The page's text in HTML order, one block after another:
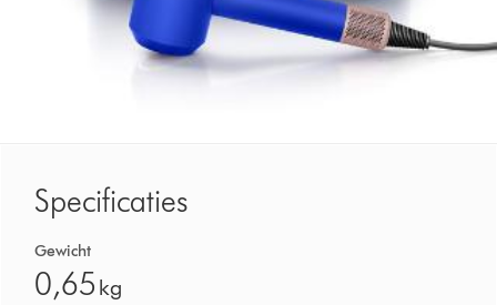
Specificaties
Gewicht
0,65 kg